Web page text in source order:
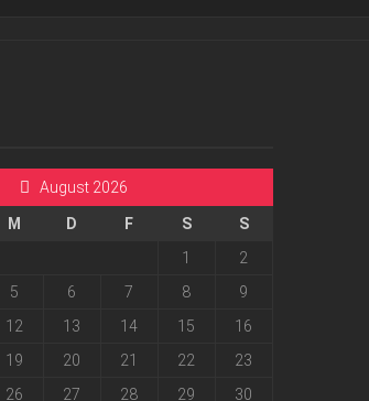
August 2026
M D F S
S
1
2
5 6 7 8
9
12 13 14 15
16
19 20 21 22
23
26 27 28 29 30